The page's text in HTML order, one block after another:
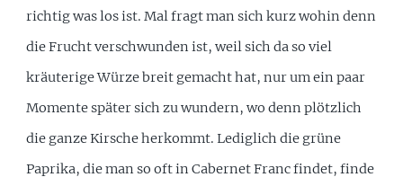
richtig was los ist. Mal fragt man sich kurz wohin denn
die Frucht verschwunden ist, weil sich da so viel
kräuterige Würze breit gemacht hat, nur um ein paar
Momente später sich zu wundern, wo denn plötzlich
die ganze Kirsche herkommt. Lediglich die grüne
Paprika, die man so oft in Cabernet Franc findet, finde